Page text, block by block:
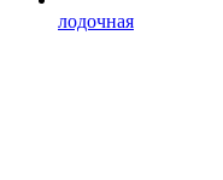
лодочная